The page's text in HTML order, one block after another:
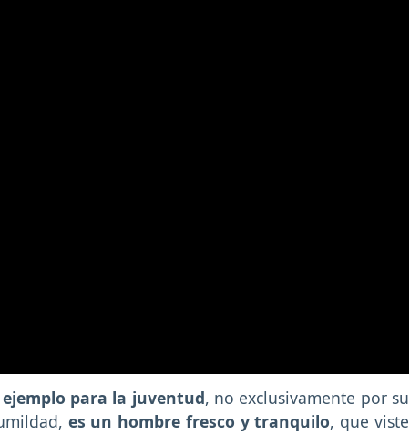
para la juventud, no exclusivamente por su
es un hombre fresco y tranquilo, que viste